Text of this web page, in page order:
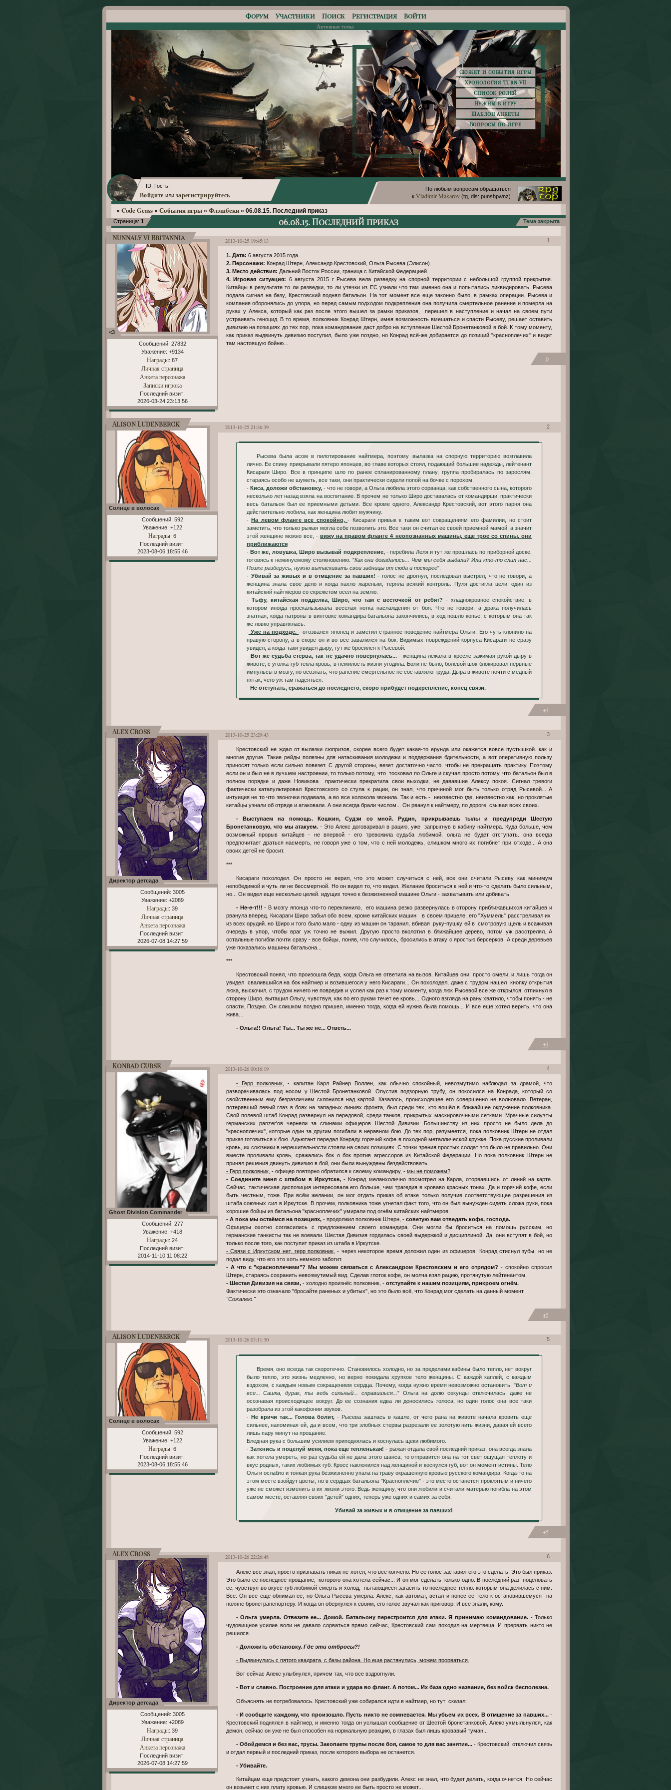
Сюжет и события игры
Хронология Turn VII
Список ролей
Нужны в игру
Шаблон анкеты
Вопросы по игре
По любым вопросам обращаться
к Vladimir Makarov (tg, dis: punshpwnz)
Форум Участники Поиск Регистрация Войти
Активные темы
ID: Гость!
Войдите или зарегистрируйтесь
» Code Geass » События игры » Флэшбеки » 06.08.15. Последний приказ
06.08.15. Последний приказ
Страница: 1 Тема закрыта
1
2013-10-25 19:45:13
Nunnaly vi Britannia
<3
Сообщений: 27832
Уважение: +9134
Награды: 87
Личная страница
Анкета персонажа
Записки игрока
Последний визит:
2026-03-24 23:13:56
1. Дата: 6 августа 2015 года.
2. Персонажи: Конрад Штерн, Александр Крестовский, Ольга Рысева (Элисон).
3. Место действия: Дальний Восток России, граница с Китайской Федерацией.
4. Игровая ситуация: 6 августа 2015 г Рысева вела разведку на спорной территории с небольшой группой прикрытия.
Китайцы в результате то ли разведки, то ли утечки из ЕС узнали что там именно она и попытались ликвидировать. Рысева
подала сигнал на базу, Крестовский поднял батальон. На тот момент все еще законно было, в рамках операции. Рысева и
компания оборонялись до упора, но перед самым подходом подкрепления она получила смертельное ранение и померла на
руках у Алекса, который как раз после этого вышел за рамки приказов, перешел в наступление и начал на своем пути
устраивать геноцид. В то время, полковник Конрад Штерн, имея возможность вмешаться и спасти Рысеву, решает оставить
дивизию на позициях до тех пор, пока командование даст добро на вступление Шестой Бронетанковой в бой. К тому моменту,
как приказ выдвинуть дивизию поступил, было уже поздно, но Конрад всё-же добирается до позиций "красноплечих" и видит
там настоящую бойню...
0
2
2013-10-25 21:36:39
Alison Ludenberck
Солнце в волосах
Сообщений: 592
Уважение: +122
Награды: 6
Последний визит:
2023-08-06 18:55:46
Рысева была асом в пилотирование найтмера, поэтому вылазка на спорную территорию возглавила
лично. Ее спину прикрывали пятеро японцев, во главе которых стоял, подающий большие надежды, лейтенант
Кисараги Широ. Все в принципе шло по ранее спланированному плану, группа пробиралась по зарослям,
стараясь особо не шуметь, все таки, они практически сидели попой на бочке с порохом.
- Киса, доложи обстановку,- что не говори, а Ольга любила этого сорванца, как собственного сына, которого
несколько лет назад взяла на воспитание. В прочем не только Широ доставалась от командирши, практически
весь батальон был ее приемными детьми. Все кроме одного, Александр Крестовский, вот этого парня она
действительно любила, как женщина любит мужчину.
- На левом фланге все спокойно,- Кисараги привык к таким вот сокращениям его фамилии, но стоит
заметить, что только рыжая могла себе позволить это. Все таки он считал ее своей приемной мамой, а значит
этой женщине можно все, -вижу на правом фланге 4 неопознанных машины, еще трое со спины, они
приближаются
- Вот же, ловушка, Широ вызывай подкрепление,- перебила Леля и тут же прошлась по приборной доске,
готовясь к неминуемому столкновению. "Как они догадались... Чем мы себя выдали? Или кто-то слил нас...
Позже разберусь, нужно вытаскивать свои задницы от сюда и поскорее".
-Убивай за живых и в отмщение за павших!- голос не дрогнул, последовал выстрел, что не говори, а
женщина знала свое дело и когда пахло жареным, теряла всякий контроль. Пуля достигла цели, один из
китайский найтмеров со скрежетом осел на землю.
- Тьфу, китайская подделка, Широ, что там с весточкой от ребят? - хладнокровное спокойствие, в
котором иногда проскальзывала веселая нотка наслаждения от боя. Что не говори, а драка получилась
знатная, когда патроны в винтовке командира батальона закончились, в ход пошло копье, с которым она так
же ловко управлялась.
-Уже на подходе.- отозвался японец и заметил странное поведение найтмера Ольги. Его чуть клонило на
правую сторону, а в скоре он и во все завалился на бок. Видимых повреждений корпуса Кисараги не сразу
увидел, а когда-таки увидел дыру, тут же бросился к Рысевой.
- Вот же судьба стерва, так не удачно повернулась... - женщина лежала в кресле зажимая рукой дыру в
животе, с уголка губ текла кровь, в немилость жизни угодила. Боли не было, болевой шок блокировал нервные
импульсы в мозгу, но осознать, что ранение смертельное не составляло труда. Дыра в животе почти с медный
пятак, чего уж там надеяться.
- Не отступать, сражаться до последнего, скоро прибудет подкрепление, конец связи.
+4
3
2013-10-25 23:29:43
Alex Cross
Директор детсада
Сообщений: 3005
Уважение: +2089
Награды: 39
Личная страница
Анкета персонажа
Последний визит:
2026-07-08 14:27:59
Крестовский не ждал от вылазки сюпризов, скорее всего будет какая-то ерунда или окажется вовсе пустышкой. как и
многие другие. Такие рейды полезны для натаскивания молодежи и поддержания бдительности, а вот оперативную пользу
приносят только если сильно повезет. С другой стороны, везет достаточно часто. чтобы не прекращать практику. Поэтому
если он и был не в лучшем настроении, то только потому, что тосковал по Ольге и скучал просто потому. что батальон был в
полном порядке и даже Новикова практически прекратила свои выходки, не дававшие Алексу покоя. Сигнал тревоги
фактически катапультировал Крестовского со стула к рации, он знал, что причиной мог быть только отряд Рысевой... А
интуиция не то что звоночки подавала, а во все колокола звонила. Так и есть - неизвестно где, неизвестно как, но проклятые
китайцы узнали об отряде и атаковали. А они всегда брали числом... Он рванул к найтмеру, по дороге сзывая всех своих.
- Выступаем на помощь. Кошкин, Судзи со мной. Рудин, прикрываешь тылы и предупреди Шестую
Бронетанковую, что мы атакуем.- Это Алекс договаривал в рацию, уже запрыгнув в кабину найтмера. Куда больше, чем
возможный прорыв китайцев - не впервой - его тревожила судьба любимой. ольга не будет отступать. она всегда
предпочитает драться насмерть, не говоря уже о том, что с ней молодежь, слишком много их погибнет при отходе... А она
своих детей не бросит.
***
Кисараги похолодел. Он просто не верил, что это может случиться с ней, все они считали Рысеву как минимум
непобедимой и чуть ли не бессмертной. Но он видел то, что видел. Желание броситься к ней и что-то сделать было сильным,
но... Он видел еще несколько целей. идущих точно к безжизненной машине Ольги - захватывать или добивать.
- Не-е-т!!! - В мозгу японца что-то переклинило, его машина резко развернулась в сторону приближавшихся китайцев и
рванула вперед. Кисараги Широ забыл обо всем. кроме китайских машин в своем прицеле, его "Хуммель" расстреливал их
из всех орудий. но Широ и того было мало - одну из машин он таранил, вбивая руку-пушку ей в смотровую щель и всаживая
очередь в упор, чтобы враг уж точно не выжил. Другую просто вколотил в ближайшее дерево, потом уж расстрелял. А
остальные погибли почти сразу - все бойцы, поняв, что случилось, бросились в атаку с яростью берсерков. А среди деревьев
уже показались машины батальона...
***
Крестовский понял, что произошла беда, когда Ольга не ответила на вызов. Китайцев они просто смели, и лишь тогда он
увидел свалившийся на бок найтмер и возившегося у него Кисараги... Он похолодел, даже с трудом нашел кнопку открытия
люка, выскочил, с трудом ничего не повредив и успел как раз к тому моменту, когда люк Рысевой все же открылся, отпихнул в
сторону Широ, вытащил Ольгу, чувствуя, как по его рукам течет ее кровь... Одного взгляда на рану хватило, чтобы понять - не
спасти. Поздно. Он слишком поздно пришел, именно тогда, когда ей нужна была помощь... И все еще хотел верить, что она
жива...
- Ольга!! Ольга! Ты... Ты же не... Ответь...
+4
4
2013-10-26 00:16:19
Konrad Curse
Ghost Division Commander
Сообщений: 277
Уважение: +418
Награды: 24
Последний визит:
2014-11-10 11:08:22
- Герр полковник,
- капитан Карл Райнер Воллен, как обычно спокойный, невозмутимо наблюдал за драмой, что
разворачивалась под носом у Шестой Бронетанковой. Опустив подзорную трубу, он покосился на Конрада, который со
свойственным ему безразличием склонился над картой. Казалось, происходящее его совершенно не волновало. Ветеран,
потерявший левый глаз в боях на западных линиях фронта, был среди тех, кто вошёл в ближайшее окружение полковника.
Свой полевой штаб Конрад развернул на передовой, среди танков, прикрытых маскировочными сетками. Мрачные силуэты
германских panzer'ов чернели за спинами офицеров Шестой Дивизии. Большинству из них просто не было дела до
"красноплечих", которые один за другим погибали в неравном бою. До тех пор, разумеется, пока полковник Штерн не отдал
приказ готовиться к бою. Адьютант передал Конраду горячий кофе в походной металлической кружке. Пока русские проливали
кровь, их союзники в нерешительности стояли на своих позициях. С точки зрения простых солдат это было не правильно. Они
вместе проливали кровь, сражались бок о бок против агрессоров из Китайской Федерации. Но пока полковник Штерн не
принял решения двинуть дивизию в бой, они были вынуждены бездействовать.
- Герр полковник, - офицер повторно обратился к своему командиру, - мы не поможем?
- Соедините меня с штабом в Иркутске,- Конрад меланхолично посмотрел на Карла, оторвавшись от линий на карте.
Сейчас, тактическая диспозиция интересовала его больше, чем трагедия в кроваво красных тонах. Да и горячий кофе, если
быть честным, тоже. При всём желании, он мог отдать приказ об атаке только получив соответствующее разрешения из
штаба союзных сил в Иркутске. В прочем, полковника тоже угнетал факт того, что он был вынужден сидеть сложа руки, пока
хорошие бойцы из батальона "красноплечих" умирали под огнём китайских найтмеров.
- А пока мы остаёмся на позициях,- продолжил полковник Штерн, - советую вам отведать кофе, господа.
Офицеры охотно согласились с предложением своего командира. Они могли бы броситься на помощь русским, но
германские танкисты так не воевали. Шестая Дивизия гордилась своей выдержкой и дисциплиной. Да, они вступят в бой, но
только после того, как поступит приказ из штаба в Иркутске.
- Связи с Иркутском нет, герр полковник, - через некоторое время доложил один из офицеров. Конрад стиснул зубы, но не
подал виду, что его это хоть немного заботит.
- А что с "красноплечими"? Мы можем связаться с Александром Крестовским и его отрядом? - спокойно спросил
Штерн, стараясь сохранить невозмутимый вид. Сделав глоток кофе, он молча взял рацию, протянутую лейтенантом.
- Шестая Дивизия на связи,- холодно произнёс полковник, - отступайте к нашим позициям, прикроем огнём.
Фактически это означало "бросайте раненых и убитых", но это было всё, что Конрад мог сделать на данный момент.
"Сожалею."
+5
5
2013-10-26 03:11:30
Alison Ludenberck
Солнце в волосах
Сообщений: 592
Уважение: +122
Награды: 6
Последний визит:
2023-08-06 18:55:46
Время, оно всегда так скоротечно. Становилось холодно, но за пределами кабины было тепло, нет вокруг
было тепло, это жизнь медленно, но верно покидала хрупкое тело женщины. С каждой каплей, с каждым
вздохом, с каждым новым сокращением сердца. Почему, когда нужно время невозможно остановить. "Вот и
все... Сашка, дурак, ты ведь сильный... справишься..." Ольга на долю секунды отключилась, даже не
осознавая происходящее вокруг. До ее сознания едва ли доносились голоса, но один голос она все таки
разобрала из этой какофонии звуков.
-Не кричи так... Голова болит,- Рысева зашлась в кашле, от чего рана на животе начала кровить еще
сильнее, напоминая ей, да и всем, что три злобных стервы разрезали ее золотую нить жизни, давая ей всего
лишь пару минут на прощание.
Бледная рука с большим усилием приподнялась и коснулась щеки любимого.
-Заткнись и поцелуй меня, пока еще тепленькая! - рыжая отдала свой последний приказ, она всегда знала
как хотела умереть, но раз судьба ей не дала этого шанса, то отправится она на тот свет ощущая теплоту и
вкус родных, таких любимых губ. Кросс наклонился над женщиной и коснулся губ, вот он момент истины. Тело
Ольги ослабло и тонкая рука безжизненно упала на траву окрашенную кровью русского командира. Когда-то на
этом месте взойдут цветы, но в сердцах батальона "Красноплечие" - это место останется проклятым и ничего
уже не сможет изменить в их жизни этого. Ведь женщину, что они любили и считали матерью погибла на этом
самом месте, оставляя своих "детей" одних, теперь уже одних и самих за себя.
Убивай за живых и в отмщение за павших!
+5
6
2013-10-26 22:26:48
Alex Cross
Директор детсада
Сообщений: 3005
Уважение: +2089
Награды: 39
Личная страница
Анкета персонажа
Последний визит:
2026-07-08 14:27:59
Алекс все знал, просто признавать никак не хотел, что все кончено. Но ее голос заставил его это сделать. Это был приказ.
Это было ее последнее прощание, которого она хотела сейчас... И он мог сделать только одно. В последний раз поцеловать
ее, чувствуя во вкусе губ любимой смерть и холод, пытающиеся загасить то последнее тепло. которым она делилась с ним.
Все. Он все еще обнимал ее, но Ольга Рысева умерла. Алекс, как автомат, встал и понес ее тело к остановившемуся на
поляне бронетранспортеру. И когда он обернулся к своим, его голос звучал как приговор. И все знали, кому.
- Ольга умерла. Отвезите ее... Домой. Батальону перестроится для атаки. Я принимаю командование.- Только
чудовищное усилие воли не давало сорваться прямо сейчас, Крестовский сам походил на мертвеца. И прервать никто не
решился.
- Доложить обстановку. Где эти отбросы?!
- Выдвинулись с пятого квадрата, с базы района. Но еще растянулись, можем прорваться.
Вот сейчас Алекс улыбнулся, причем так, что все вздрогнули.
- Вот и славно. Построение для атаки и удара во фланг. А потом... Их база одно название, без войск бесполезна.
Объяснять не потребовалось. Крестовский уже собирался идти в найтмер, но тут сказал:
- И сообщите каждому, что произошло. Пусть никто не сомневается. Мы убьем их всех. В отмщение за павших...-
Крестовский поднялся в найтмер, и именно тогда он услышал сообщение от Шестой бронетанковой. Алекс ухмыльнулся, как
демон, сейчас он уже не был способен на нормальную реакцию, в глазах был лишь кровавый туман...
- Обойдемся и без вас, трусы. Закопаете трупы после боя, самое то для вас занятие... - Крестовский отключил связь
и отдал первый и последний приказ, после которого выбора не останется.
- Убивайте.
Китайцам еще предстоит узнать, какого демона они разбудили. Алекс не знал, что будет делать, когда очнется. Но сейчас
он возьмет с них плату кровью. И слишком много ее быть просто не может...